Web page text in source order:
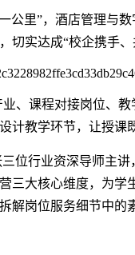
里”，酒店管理与
实达成“校企携手、
、课程对接岗位、
教学环节，让授课
位行业资深导师主
大核心维度，为
岗位服务细节中